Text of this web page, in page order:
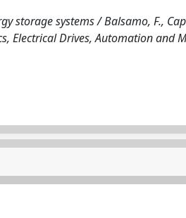
systems / Balsamo, F.,
Drives, Automation and